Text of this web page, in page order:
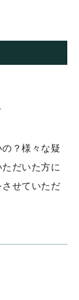
？様々な疑
だいた方に
せていただ